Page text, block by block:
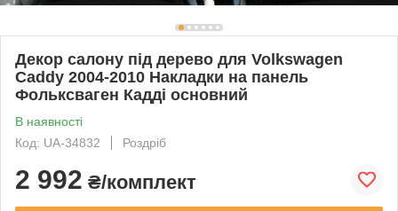
Декор салону під дерево для Volkswagen
Caddy 2004-2010 Накладки на панель
Фольксваген Кадді основний
В наявності
Код: UA-34832
Роздріб
2 992 ₴/комплект